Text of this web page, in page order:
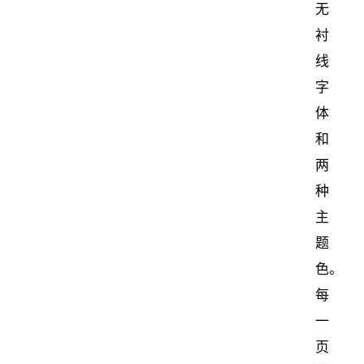
无
衬
线
字
体
和
两
种
主
题
色。
每
一
页